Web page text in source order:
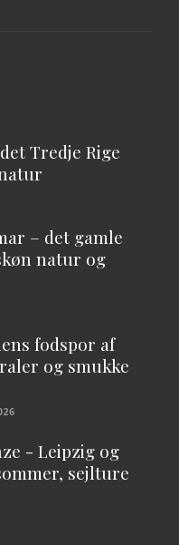
Tredje Rige
– det gamle
natur og
fodspor af
og smukke
- Leipzig og
sejlture